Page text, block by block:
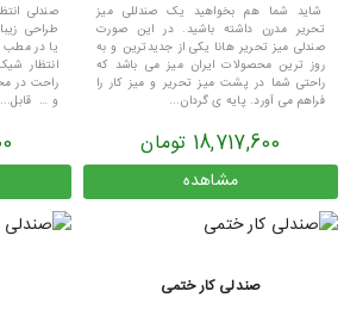
شاید شما هم بخواهید یک صندللی میز
تحریر مدرن داشته باشید. در این صورت
صندلی میز تحریر هانا یکی از جدیدترین و به
روز ترین محصولات ایران میز می باشد که
راحتی شما در پشت میز تحریر و میز کار را
فراهم می آورد. پایه ی گردان...
18,717,600 تومان
مشاهده
صندلی
طراحی
یا در مطب
انتظار
راحت در
و … قابل...
صندلی کار ختمی